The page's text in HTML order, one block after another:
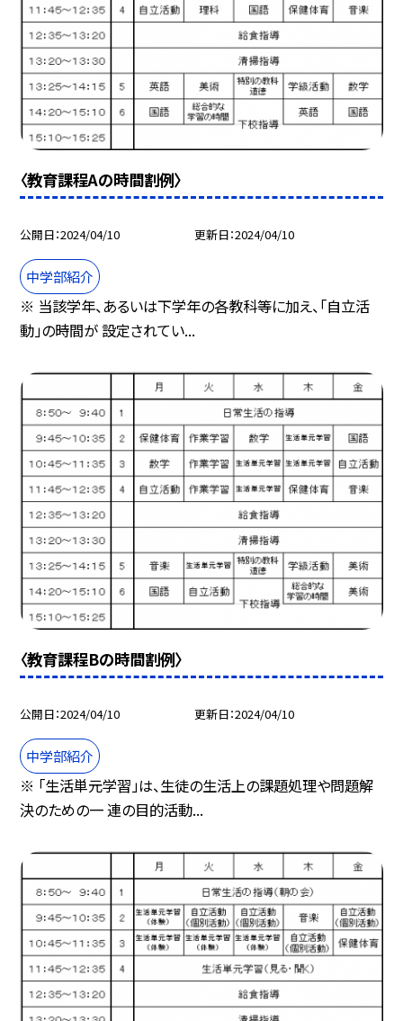
〈教育課程Aの時間割例〉
公開日 2024/04/10 更新日 2024/04/10
中学部紹介
※ 当該学年、あるいは下学年の各教科等に加え、「自立活
動」の時間が 設定されてい...
〈教育課程Bの時間割例〉
公開日 2024/04/10 更新日 2024/04/10
中学部紹介
※ 「生活単元学習」は、生徒の生活上の課題処理や問題解
決のための一 連の目的活動...